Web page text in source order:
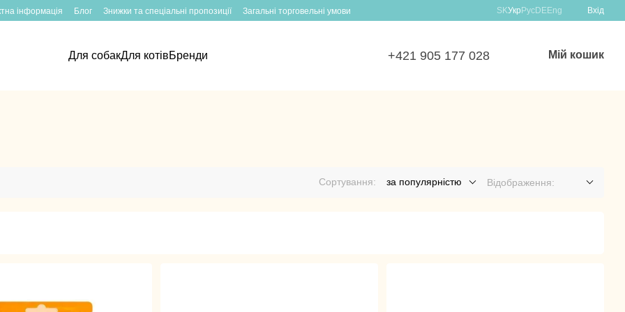
інформація Блог Знижки та спеціальні пропозиції Загальні торговельні умови SKУкр РусDEEng Вхід
Для собакДля котівБренди +421 905 177 028 Мій кошик
Сортування: за популярністю Відображення: